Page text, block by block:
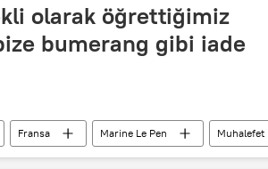
olarak öğrettiğimiz
bumerang gibi iade
Fransa Marine Le Pen
Muhalefet
Avrupa İnsan Hakları Mahkemesi (AİHM)